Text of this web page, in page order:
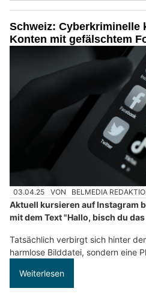
Schweiz: Cyberkriminelle
Konten mit gefälschtem
03.04.25 VON BELMEDIA
Aktuell kursieren auf Instagram
mit dem Text "Hallo, bisch du
Tatsächlich verbirgt sich hinter
harmlose Bilddatei, sondern eine
Weiterlesen